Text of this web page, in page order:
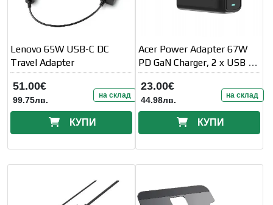
Lenovo 65W USB-C DC
Travel Adapter
51.00€
99.75лв. на склад
КУПИ
Acer Power Adapter 67W
PD GaN Charger, 2 x USB C
and 1 x USB A, EU Plug,
100W
23.00€
44.98лв. на склад
КУПИ